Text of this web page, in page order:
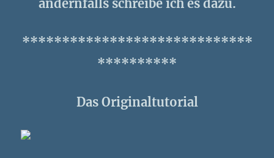
andernfalls schreibe ich es dazu.
*****************************
**********
Das Originaltutorial